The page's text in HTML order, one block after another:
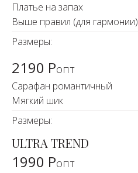
Платье на запах
Выше правил (для гармонии)
Размеры:
2190 Ропт
Сарафан романтичный
Мягкий шик
Размеры:
ULTRA TREND
1990 Ропт